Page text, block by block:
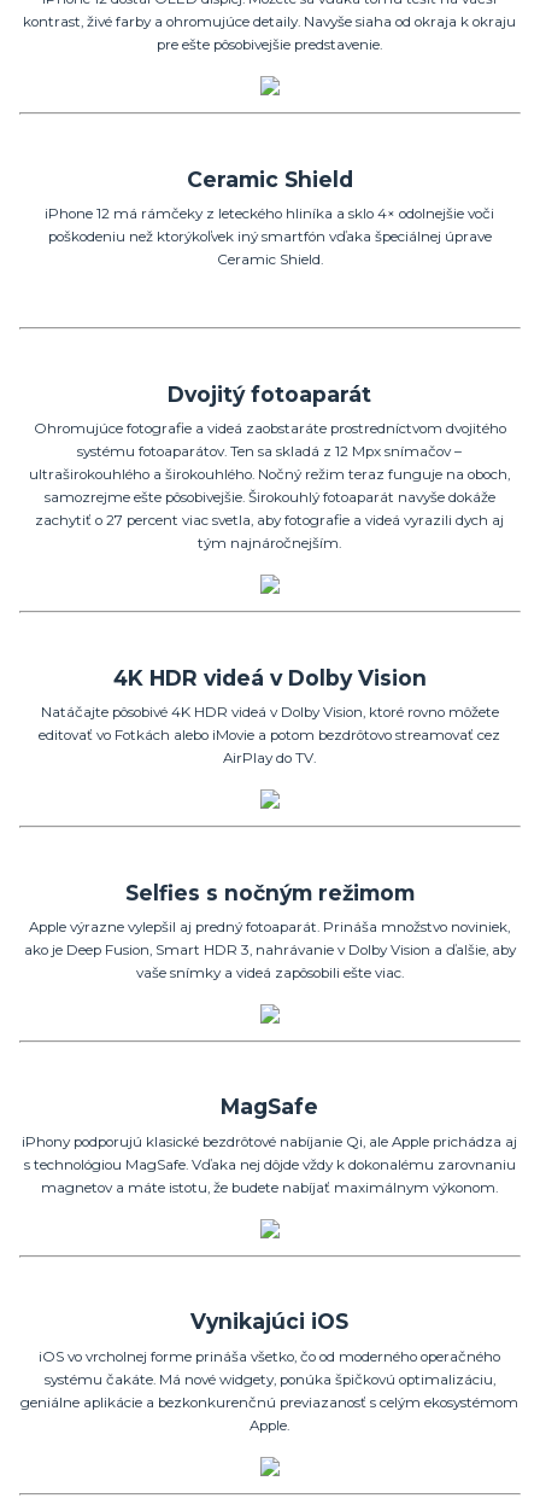
kontrast, živé farby a ohromujúce detaily. Navyše siaha od okraja k okraju
pre ešte pôsobivejšie predstavenie.
Ceramic Shield
iPhone 12 má rámčeky z leteckého hliníka a sklo 4× odolnejšie voči
poškodeniu než ktorýkoľvek iný smartfón vďaka špeciálnej úprave
Ceramic Shield.
Dvojitý fotoaparát
Ohromujúce fotografie a videá zaobstaráte prostredníctvom dvojitého
systému fotoaparátov. Ten sa skladá z 12 Mpx snímačov –
ultraširokouhlého a širokouhlého. Nočný režim teraz funguje na oboch,
samozrejme ešte pôsobivejšie. Širokouhlý fotoaparát navyše dokáže
zachytiť o 27 percent viac svetla, aby fotografie a videá vyrazili dych aj
tým najnáročnejším.
4K HDR videá v Dolby Vision
Natáčajte pôsobivé 4K HDR videá v Dolby Vision, ktoré rovno môžete
editovať vo Fotkách alebo iMovie a potom bezdrôtovo streamovať cez
AirPlay do TV.
Selfies s nočným režimom
Apple výrazne vylepšil aj predný fotoaparát. Prináša množstvo noviniek,
ako je Deep Fusion, Smart HDR 3, nahrávanie v Dolby Vision a ďalšie, aby
vaše snímky a videá zapôsobili ešte viac.
MagSafe
iPhony podporujú klasické bezdrôtové nabíjanie Qi, ale Apple prichádza aj
s technológiou MagSafe. Vďaka nej dôjde vždy k dokonalému zarovnaniu
magnetov a máte istotu, že budete nabíjať maximálnym výkonom.
Vynikajúci iOS
iOS vo vrcholnej forme prináša všetko, čo od moderného operačného
systému čakáte. Má nové widgety, ponúka špičkovú optimalizáciu,
geniálne aplikácie a bezkonkurenčnú previazanosť s celým ekosystémom
Apple.